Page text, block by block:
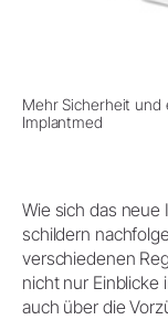
Mehr Sicherheit und
Implantmed
Wie sich das neue
schildern
verschiedenen
nicht nur Einblicke
auch über die